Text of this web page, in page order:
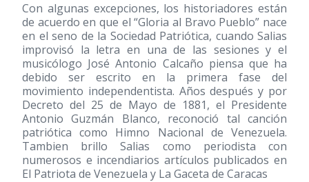
Con algunas excepciones, los historiadores están
de acuerdo en que el “Gloria al Bravo Pueblo” nace
en el seno de la Sociedad Patriótica, cuando Salias
improvisó la letra en una de las sesiones y el
musicólogo José Antonio Calcaño piensa que ha
debido ser escrito en la primera fase del
movimiento independentista. Años después y por
Decreto del 25 de Mayo de 1881, el Presidente
Antonio Guzmán Blanco, reconoció tal canción
patriótica como Himno Nacional de Venezuela.
Tambien brillo Salias como periodista con
numerosos e incendiarios artículos publicados en
El Patriota de Venezuela y La Gaceta de Caracas